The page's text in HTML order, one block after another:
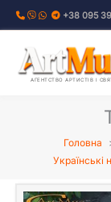
Перейти
+38 095
АГЕНТСТВО АРТИСТІВ І
Головна
Українські